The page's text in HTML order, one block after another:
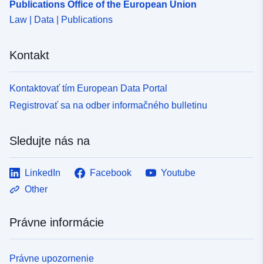
Publications Office of the European Union
Law | Data | Publications
Kontakt
Kontaktovať tím European Data Portal
Registrovať sa na odber informačného bulletinu
Sledujte nás na
LinkedIn Facebook
Youtube
Other
Právne informácie
Právne upozornenie